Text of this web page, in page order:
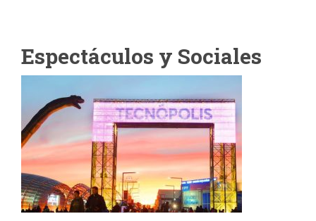
Espectáculos y Sociales